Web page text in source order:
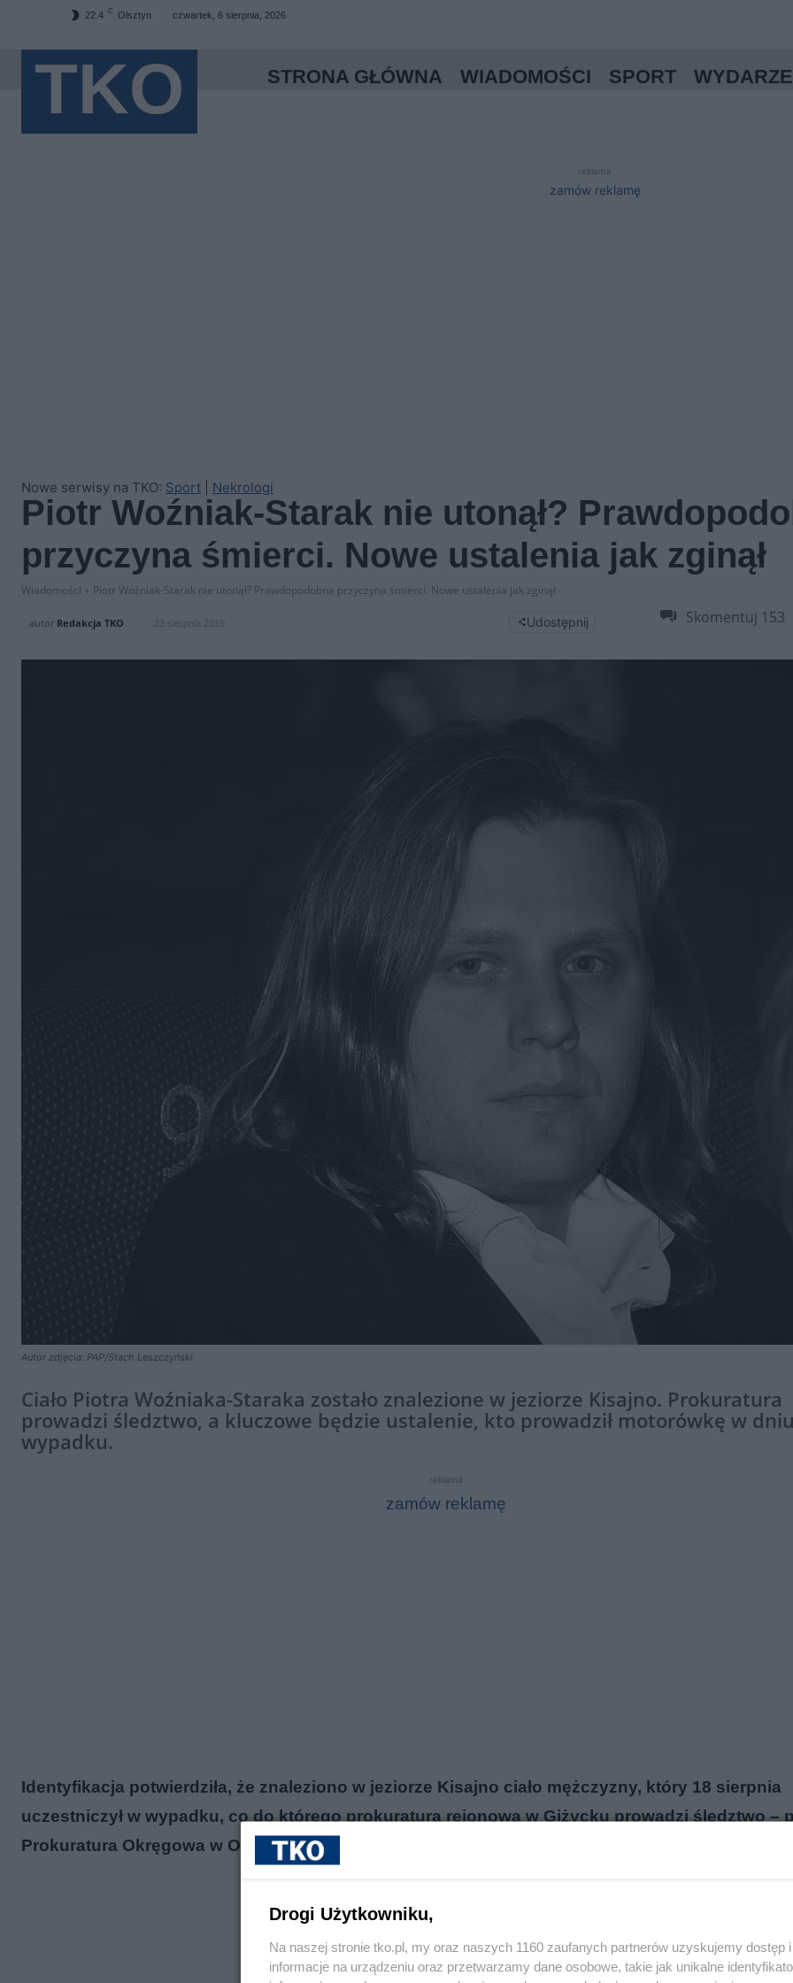
22.4 C Olsztyn czwartek, 6 sierpnia, 2026
TKO STRONA GŁÓWNA WIADOMOŚCI SPORT
reklama
zamów reklamę
Nowe serwisy na TKO: Sport Nekrologi
Piotr Woźniak-Starak nie utonął?
przyczyna śmierci. Nowe ustalenia jak zginął
Wiadomości Piotr Woźniak-Starak nie utonął? Prawdopodobna przyczyna śmierci. Nowe ustalenia jak zginął
autor Redakcja TKO 23 sierpnia 2019 Udostępnij Skomentuj 153
Autor zdjęcia: PAP/Stach Leszczyński
Ciało Piotra Woźniaka-Staraka zostało znalezione w jeziorze Kisajno. Prokuratura
prowadzi śledztwo, a kluczowe będzie ustalenie, kto prowadził motorówkę w
wypadku.
reklama
zamów reklamę
Identyfikacja potwierdziła, że znaleziono w jeziorze Kisajno ciało mężczyzny, który 18 sierpnia
uczestniczył w wypadku, co do którego prokuratura rejonowa w Giżycku prowadzi śledztwo –
Prokuratura Okręgowa w Olsztynie. Od niedzieli poszukiwanym był Piotr Woźniak-Starak.
Drogi Użytkowniku,
Na naszej stronie tko.pl, my oraz naszych 1160 zaufanych partnerów uzyskujemy dostęp
informacje na urządzeniu oraz przetwarzamy dane osobowe, takie jak unikalne